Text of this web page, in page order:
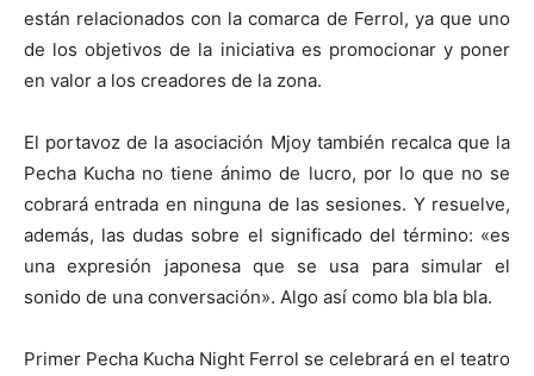
están relacionados con la comarca de Ferrol, ya que uno
de los objetivos de la iniciativa es promocionar y poner
en valor a los creadores de la zona.
El portavoz de la asociación Mjoy también recalca que la
Pecha Kucha no tiene ánimo de lucro, por lo que no se
cobrará entrada en ninguna de las sesiones. Y resuelve,
además, las dudas sobre el significado del término: «es
una expresión japonesa que se usa para simular el
sonido de una conversación». Algo así como bla bla bla.
Primer Pecha Kucha Night Ferrol se celebrará en el teatro